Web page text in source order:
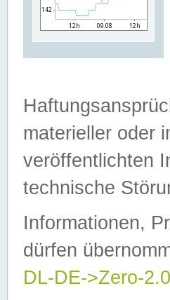
materieller oder
veröffentlichten
technische
Informationen,
dürfen
DL-DE->Zero-2.0